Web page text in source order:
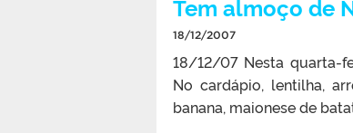
Tem almoço de
18/12/2007
18/12/07 Nesta quarta-
No cardápio, lentilha,
banana, maionese de